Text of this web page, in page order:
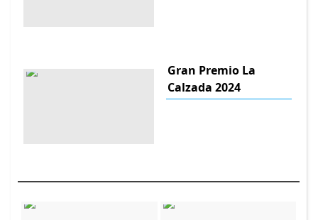
Gran Premio La
Calzada 2024